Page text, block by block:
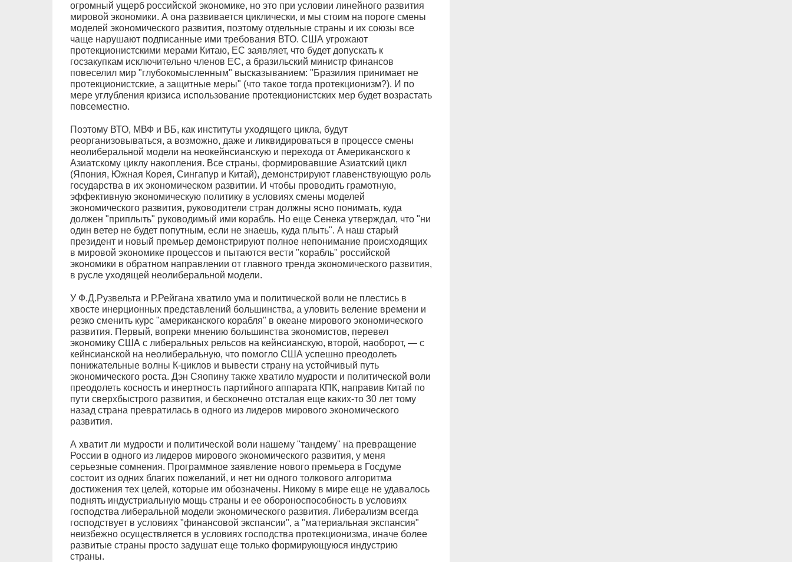
огромный ущерб российской экономике, но это при условии линейного развития
мировой экономики. А она развивается циклически, и мы стоим на пороге смены
моделей экономического развития, поэтому отдельные страны и их союзы все
чаще нарушают подписанные ими требования ВТО. США угрожают
протекционистскими мерами Китаю, ЕС заявляет, что будет допускать к
госзакупкам исключительно членов ЕС, а бразильский министр финансов
повеселил мир "глубокомысленным" высказыванием: "Бразилия принимает не
протекционистские, а защитные меры" (что такое тогда протекционизм?). И по
мере углубления кризиса использование протекционистских мер будет возрастать
повсеместно.
Поэтому ВТО, МВФ и ВБ, как институты уходящего цикла, будут
реорганизовываться, а возможно, даже и ликвидироваться в процессе смены
неолиберальной модели на неокейнсианскую и перехода от Американского к
Азиатскому циклу накопления. Все страны, формировавшие Азиатский цикл
(Япония, Южная Корея, Сингапур и Китай), демонстрируют главенствующую роль
государства в их экономическом развитии. И чтобы проводить грамотную,
эффективную экономическую политику в условиях смены моделей
экономического развития, руководители стран должны ясно понимать, куда
должен "приплыть" руководимый ими корабль. Но еще Сенека утверждал, что "ни
один ветер не будет попутным, если не знаешь, куда плыть". А наш старый
президент и новый премьер демонстрируют полное непонимание происходящих
в мировой экономике процессов и пытаются вести "корабль" российской
экономики в обратном направлении от главного тренда экономического развития,
в русле уходящей неолиберальной модели.
У Ф.Д.Рузвельта и Р.Рейгана хватило ума и политической воли не плестись в
хвосте инерционных представлений большинства, а уловить веление времени и
резко сменить курс "американского корабля" в океане мирового экономического
развития. Первый, вопреки мнению большинства экономистов, перевел
экономику США с либеральных рельсов на кейнсианскую, второй, наоборот, — с
кейнсианской на неолиберальную, что помогло США успешно преодолеть
понижательные волны К-циклов и вывести страну на устойчивый путь
экономического роста. Дэн Сяопину также хватило мудрости и политической воли
преодолеть косность и инертность партийного аппарата КПК, направив Китай по
пути сверхбыстрого развития, и бесконечно отсталая еще каких-то 30 лет тому
назад страна превратилась в одного из лидеров мирового экономического
развития.
А хватит ли мудрости и политической воли нашему "тандему" на превращение
России в одного из лидеров мирового экономического развития, у меня
серьезные сомнения. Программное заявление нового премьера в Госдуме
состоит из одних благих пожеланий, и нет ни одного толкового алгоритма
достижения тех целей, которые им обозначены. Никому в мире еще не удавалось
поднять индустриальную мощь страны и ее обороноспособность в условиях
господства либеральной модели экономического развития. Либерализм всегда
господствует в условиях "финансовой экспансии", а "материальная экспансия"
неизбежно осуществляется в условиях господства протекционизма, иначе более
развитые страны просто задушат еще только формирующуюся индустрию
страны.